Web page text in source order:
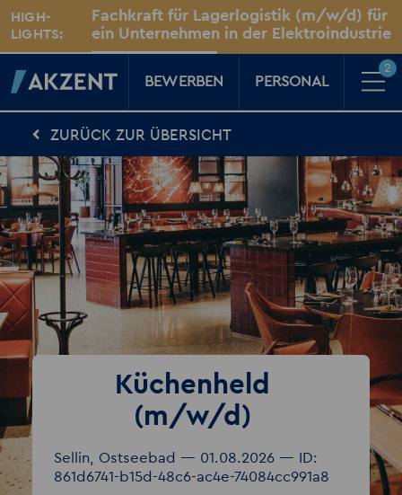
HIGH-
LIGHTS:
Fachkraft für Lagerlogistik (m/w/d) für
ein Unternehmen in der Elektroindustrie
gesucht!Dresden
Für Kandidaten
Karriere-Kompass
News, Tipps & Tricks rund um deinen Traumjob
Für Unternehmen
Kompass für Personaler
News rund um den Arbeitsplatz
Über AKZENT
Für Sie vor Ort
AKZENT-Shop
Für unsere größten Fans
Merkzettel 2
BEWERBEN PERSONAL
2
ZURÜCK ZUR ÜBERSICHT
Küchenheld
(m/w/d)
Sellin, Ostseebad — 01.08.2026 — ID:
861d6741-b15d-48c6-ac4e-74084cc991a8